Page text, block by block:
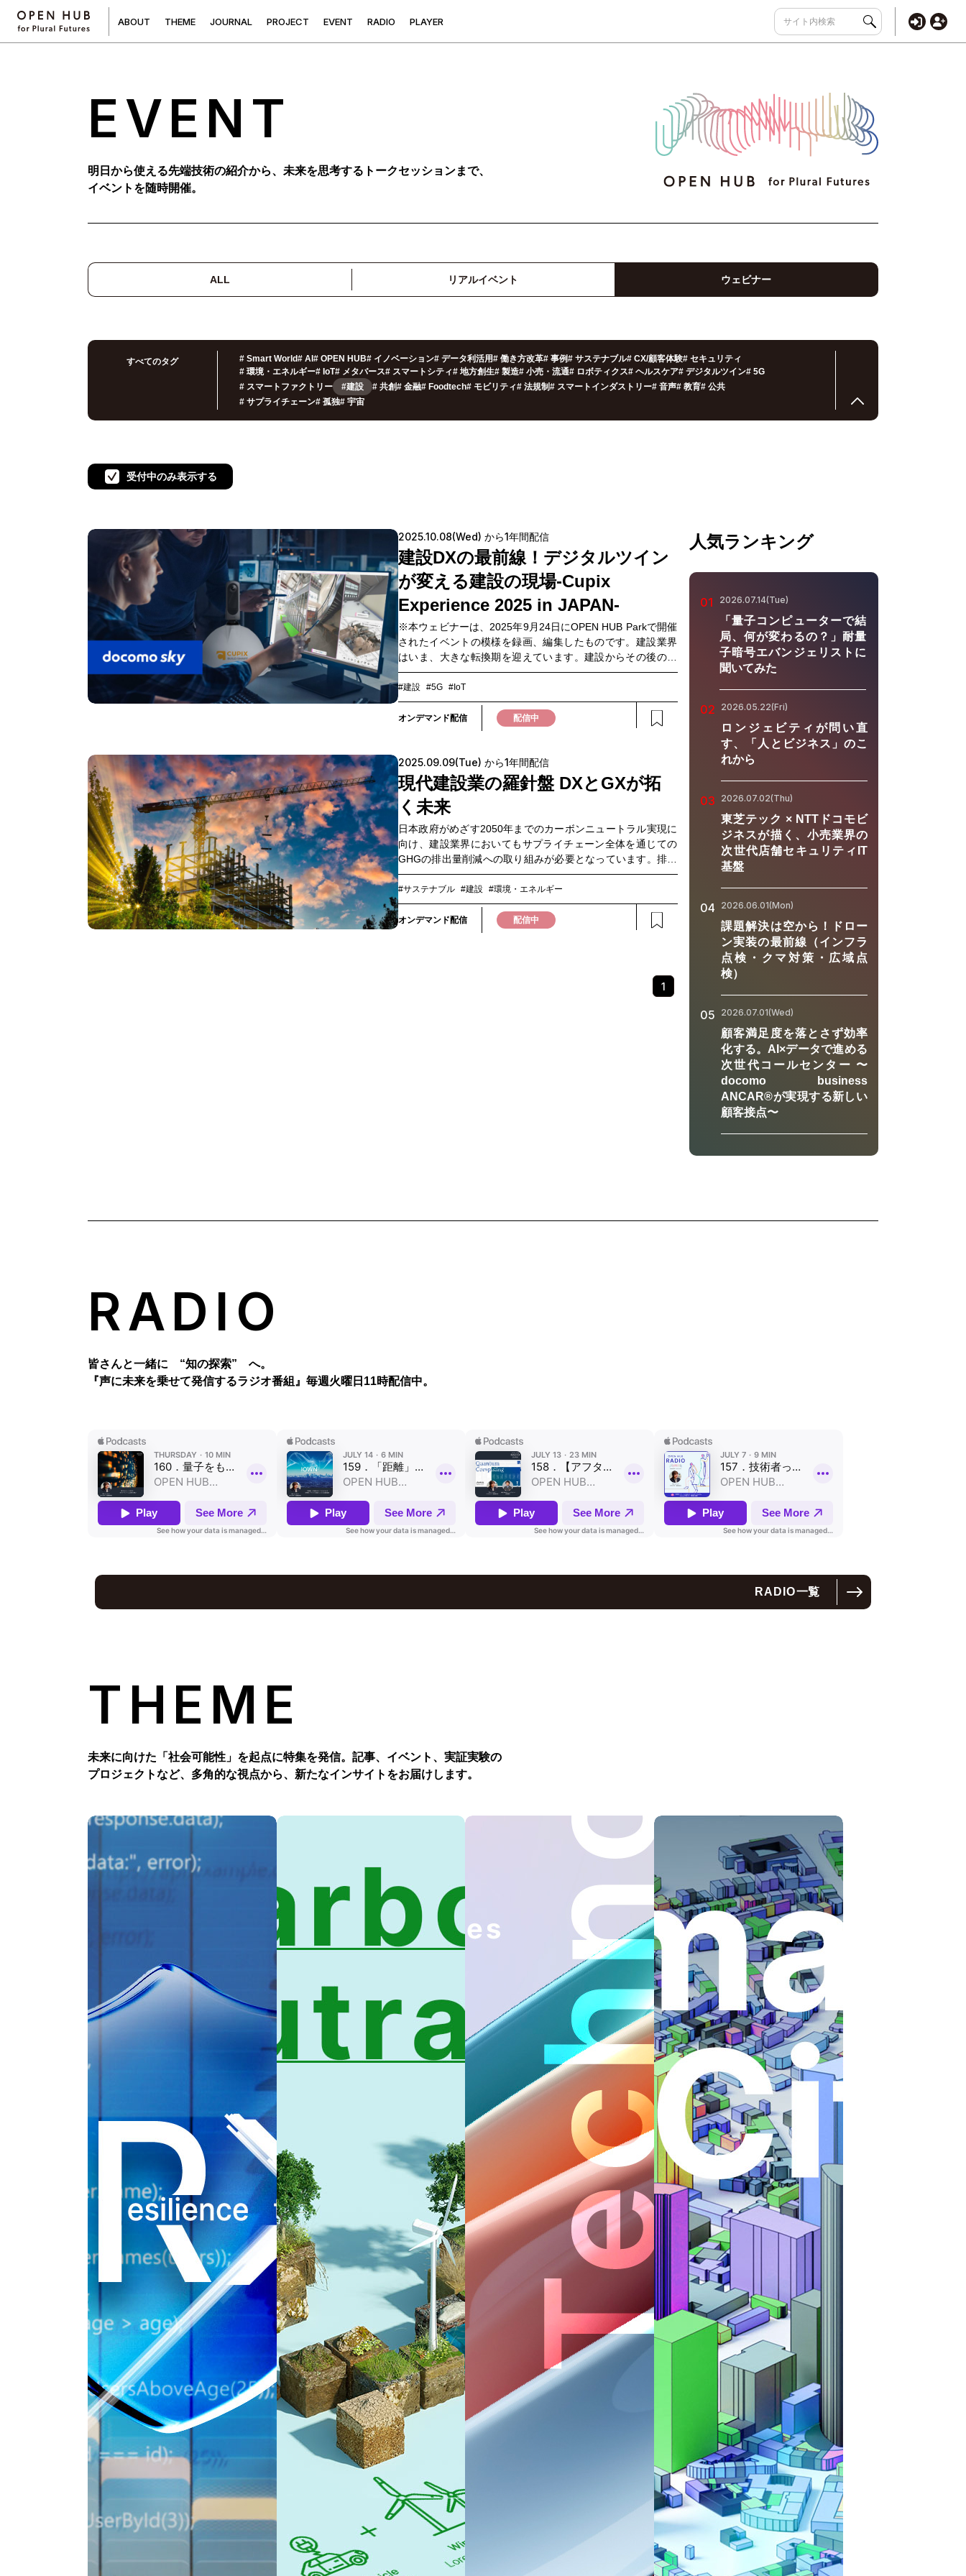
ABOUT THEME JOURNAL PROJECT EVENT RADIO PLAYER
EVENT
明日から使える先端技術の紹介から、未来を思考するトークセッションまで、
イベントを随時開催。
ALL リアルイベント ウェビナー
すべてのタグ # Smart World# AI # OPEN HUB# イノベーション# データ利活用# 働き方改革# 事例# サステナブル# CX/顧客体験# セキュリティ
# 環境・エネルギー# IoT# メタバース# スマートシティ# 地方創生# 製造# 小売・流通# ロボティクス# ヘルスケア# デジタルツイン# 5G
# スマートファクトリー #建設 # 共創# 金融# Foodtech# モビリティ# 法規制# スマートインダストリー# 音声# 教育# 公共
# サプライチェーン# 孤独# 宇宙
受付中のみ表示する
2025.10.08(Wed) から1年間配信
建設DXの最前線！デジタルツイン
が変える建設の現場-Cupix
Experience 2025 in JAPAN-
※本ウェビナーは、2025年9月24日にOPEN HUB Parkで開催
されたイベントの模様を録画、編集したものです。建設業界
はいま、大きな転換期を迎えています。建設からその後の設
備保全に至るまで、人手不足や、時間外労働の上限規制、DX
化の推進問題など様々な課題を抱えています。さらに、海外
の建設現場では、現地作業員からの進捗報告の内容と実体に
乖離があり、確認作業に多大な時間を要するなど、グローバ
ル共通の課題も浮き彫りになっています。こうした課題の解
ンプラットフォームが注目を集めています。本ウェビナーで
は「建設業のDX化」をテーマに、デジタルツインツールを導
入している企業の方々に現場での課題、活用事例、導入効果
などを講演いただくとともに、デジタルツインツールの最新
情報をお伝えします。インフラ保全や店舗管理など、実務に
活かせる具体的なヒントを得られるウェビナーです。ぜひご
視聴ください。▼このような方におすすめ▼・施工管理業務
を効率化させたい方・複数の建設現場を遠隔から確認したい
方・BIMデータを効率的に活用したい方・インフラ保全や店
#建設 #5G #IoT
オンデマンド配信 配信中
2025.09.09(Tue) から1年間配信
現代建設業の羅針盤 DXとGXが拓
く未来
日本政府がめざす2050年までのカーボンニュートラル実現に
向け、建設業界においてもサプライチェーン全体を通じての
GHGの排出量削減への取り組みが必要となっています。排出
量削減にあたっては、建設現場の重機の利用状況や電気の使
用量などの情報や、取引先からの資材重量などの一次データ
の収集とその効率化が必要です。そこで、建設業界に関する
知見を持つネクストフィールド、建設業界のサプライチェー
ンを支える伊藤忠丸紅鉄鋼、データ活用などを通じ企業の課
ューションの検討を2024年11月より行ってきました。本ウェ
ビナーでは、現在建設業界の現場で抱える課題とそれに対し
#サステナブル #建設 #環境・エネルギー
オンデマンド配信 配信中
1
人気ランキング
01 2026.07.14(Tue)
「量子コンピューターで結
局、何が変わるの？」耐量
子暗号エバンジェリストに
聞いてみた
02 2026.05.22(Fri)
ロンジェビティが問い直
す、「人とビジネス」のこ
れから
03 2026.07.02(Thu)
東芝テック × NTTドコモビ
ジネスが描く、小売業界の
次世代店舗セキュリティIT
基盤
04 2026.06.01(Mon)
課題解決は空から！ドロー
ン実装の最前線（インフラ
点検・クマ対策・広域点
検）
05 2026.07.01(Wed)
顧客満足度を落とさず効率
化する。AI×データで進める
次世代コールセンター 〜
docomo business
ANCAR®が実現する新しい
顧客接点〜
RADIO
皆さんと一緒に “知の探索” へ。
『声に未来を乗せて発信するラジオ番組』 毎週火曜日11時配信中。
RADIO一覧
THEME
未来に向けた「社会可能性」を起点に特集を発信。記事、イベント、実証実験の
プロジェクトなど、多角的な視点から、新たなインサイトをお届けします。